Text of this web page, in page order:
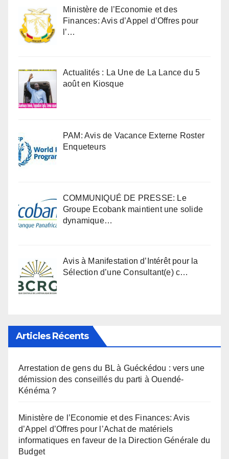
Ministère de l’Economie et des
Finances: Avis d’Appel d’Offres pour
l’…
Actualités : La Une de La Lance du 5
août en Kiosque
PAM: Avis de Vacance Externe Roster
Enqueteurs
COMMUNIQUÉ DE PRESSE: Le
Groupe Ecobank maintient une solide
dynamique…
Avis à Manifestation d’Intérêt pour la
Sélection d’une Consultant(e) c…
Articles Récents
Arrestation de gens du BL à Guéckédou : vers une
démission des conseillés du parti à Ouendé-
Kénéma ?
Ministère de l’Economie et des Finances: Avis
d’Appel d’Offres pour l’Achat de matériels
informatiques en faveur de la Direction Générale du
Budget